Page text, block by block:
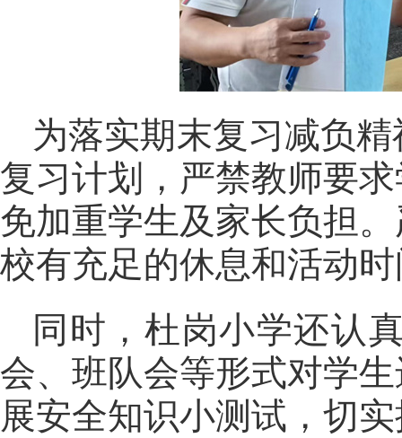
为落实期末复习减负
复习计划，严禁教师要
免加重学生及家长负担
校有充足的休息和活动
同时，杜岗小学还认
会、班队会等形式对学
展安全知识小测试，切